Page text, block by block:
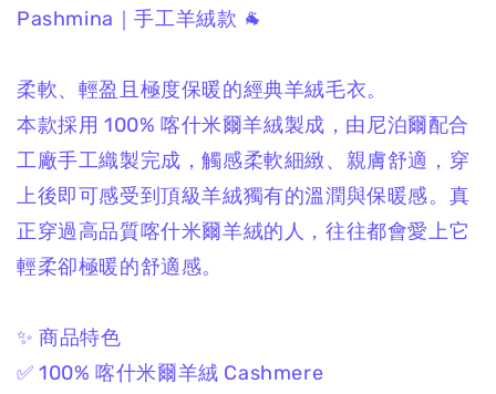
Pashmina｜手工羊絨款 🐐
柔軟、輕盈且極度保暖的經典羊絨毛衣。
本款採用 100% 喀什米爾羊絨製成，由尼泊爾配合
工廠手工織製完成，觸感柔軟細緻、親膚舒適，穿
上後即可感受到頂級羊絨獨有的溫潤與保暖感。真
正穿過高品質喀什米爾羊絨的人，往往都會愛上它
輕柔卻極暖的舒適感。
✨ 商品特色
✅ 100% 喀什米爾羊絨 Cashmere